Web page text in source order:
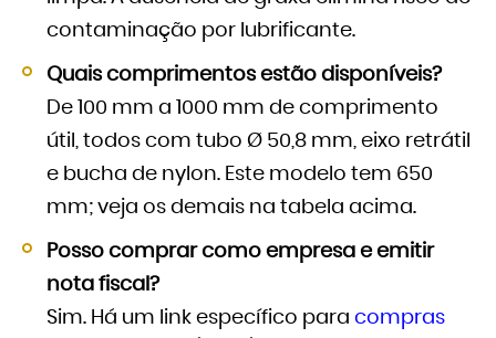
contaminação por lubrificante.
Quais comprimentos estão disponíveis?
De 100 mm a 1000 mm de comprimento
útil, todos com tubo Ø 50,8 mm, eixo retrátil
e bucha de nylon. Este modelo tem 650
mm; veja os demais na tabela acima.
Posso comprar como empresa e emitir
nota fiscal?
Sim. Há um link específico para compras